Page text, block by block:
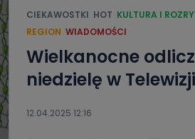
CIEKAWOSTKI HOT KULTURA I
REGION WIADOMOŚCI
Wielkanocne
niedzielę w
12.04.2025 12:16